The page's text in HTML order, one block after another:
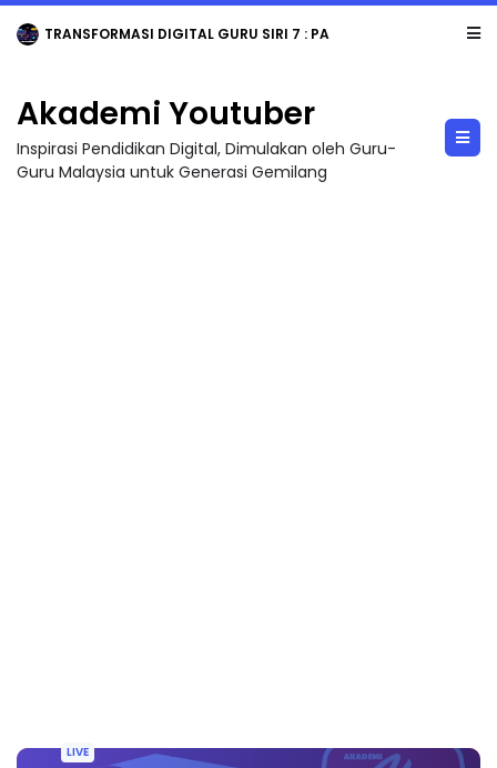
TRANSFORMASI DIGITAL GURU SIRI 7 : PAHLAWAN DIGITAL PENYELAMAT DUNIA
Akademi Youtuber
Inspirasi Pendidikan Digital, Dimulakan oleh Guru-
Guru Malaysia untuk Generasi Gemilang
LIVE